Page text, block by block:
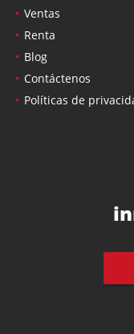
Ventas
Renta
Blog
Contáctenos
Políticas de